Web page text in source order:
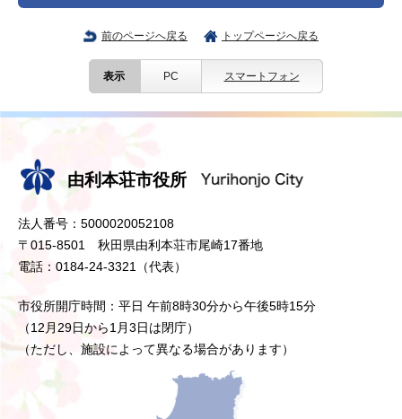
前のページへ戻る トップページへ戻る
表示 PC スマートフォン
由利本荘市役所
法人番号：5000020052108
〒015-8501 秋田県由利本荘市尾崎17番地
電話：0184-24-3321（代表）
市役所開庁時間：平日 午前8時30分から午後5時15分
（12月29日から1月3日は閉庁）
（ただし、施設によって異なる場合があります）